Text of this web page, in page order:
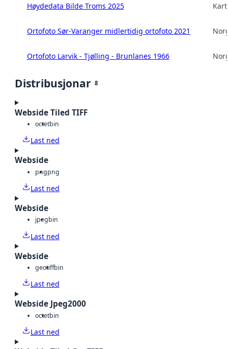
Høydedata Bilde Troms 2025
Ortofoto Sør-Varanger midlertidig ortofoto 2021
Ortofoto Larvik - Tjølling - Brunlanes 1966
Distribusjonar 8
Webside Tiled TIFF
octetbin
Last ned
Webside
pngpng
Last ned
Webside
jpegbin
Last ned
Webside
geotiffbin
Last ned
Webside Jpeg2000
octetbin
Last ned